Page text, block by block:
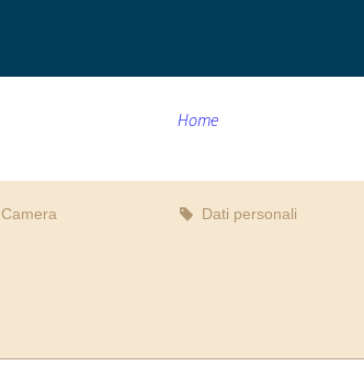
Home
Camera Dati personali